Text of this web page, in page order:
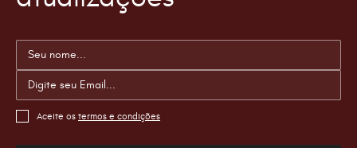
Aceite os termos e condições